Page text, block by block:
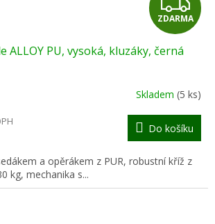
D
R
M
A
ZDARMA
ALLOY PU, vysoká, kluzáky, černá
Skladem (5 ks)
Do košíku
a opěrákem z PUR, robustní kříž z
kg, mechanika s...